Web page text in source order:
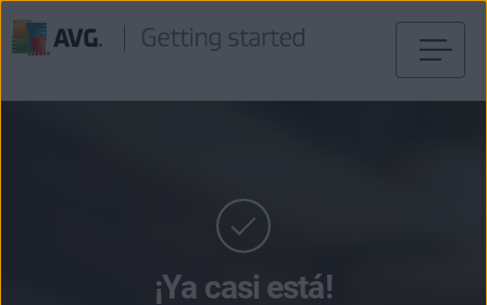
¡Ya casi está!